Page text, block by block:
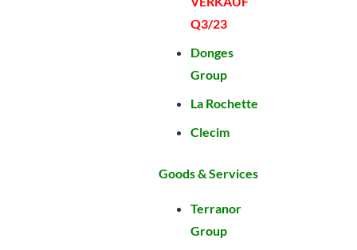
Q3/23
Donges
Group
La Rochette
Clecim
Goods & Services
Terranor
Group